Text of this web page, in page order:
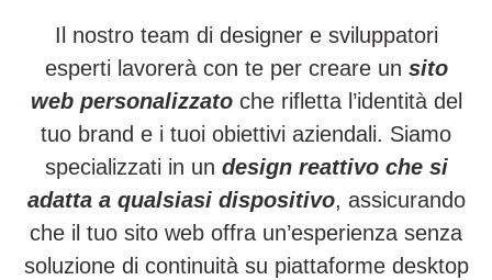
Il nostro team di designer e sviluppatori
esperti lavorerà con te per creare un sito
web personalizzatoche rifletta l’identità del
tuo brand e i tuoi obiettivi aziendali. Siamo
specializzati in un design reattivo che si
adatta a qualsiasi dispositivo, assicurando
che il tuo sito web offra un’esperienza senza
soluzione di continuità su piattaforme desktop